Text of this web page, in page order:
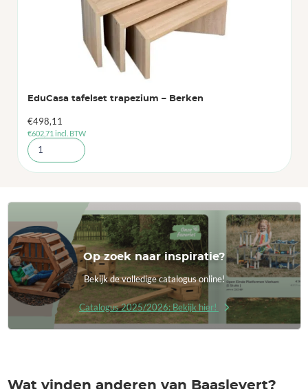
EduCasa tafelset trapezium – Berken
€498,11
€602,71 incl. BTW
Op zoek naar inspiratie?
Bekijk de volledige catalogus online!
Catalogus 2025/2026: Bekijk hier!
Wat vinden anderen van Baaslevert?